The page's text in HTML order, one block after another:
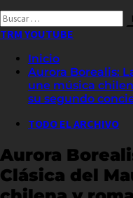
Buscar
por:
TRM YOUTUBE
Inicio
Aurora Borealis:
une música
su segundo
TODO EL ARCHIVO
Aurora
Clásica del